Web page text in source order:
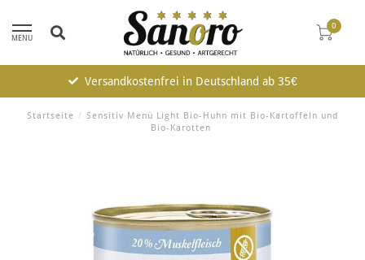
MENU
0
Versandkostenfrei in Deutschland ab 35€
Startseite / Sensitiv Menü Light Bio-Huhn mit Bio-Kartoffeln und
Bio-Karotten